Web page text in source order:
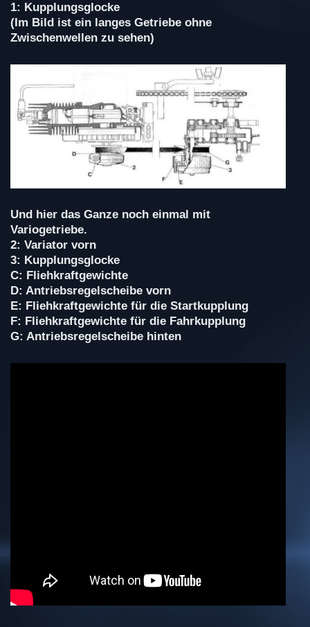
1: Kupplungsglocke
(Im Bild ist ein langes Getriebe ohne
Zwischenwellen zu sehen)
Und hier das Ganze noch einmal mit
Variogetriebe.
2: Variator vorn
3: Kupplungsglocke
C: Fliehkraftgewichte
D: Antriebsregelscheibe vorn
E: Fliehkraftgewichte für die Startkupplung
F: Fliehkraftgewichte für die Fahrkupplung
G: Antriebsregelscheibe hinten